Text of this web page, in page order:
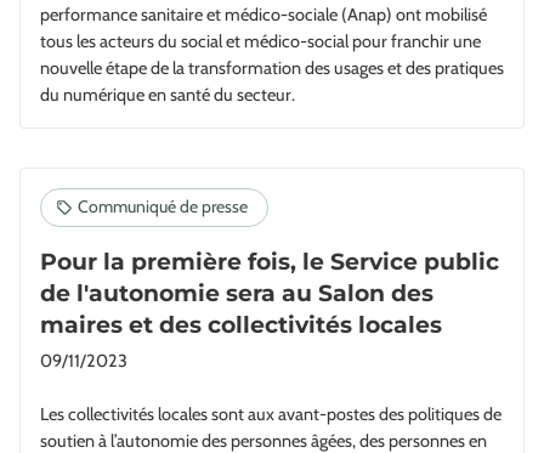
performance sanitaire et médico-sociale (Anap) ont mobilisé
tous les acteurs du social et médico-social pour franchir une
nouvelle étape de la transformation des usages et des pratiques
du numérique en santé du secteur.
Pour la première fois, le Service public
de l'autonomie sera au Salon des
maires et des collectivités locales
09/11/2023
Les collectivités locales sont aux avant-postes des politiques de
soutien à l’autonomie des personnes âgées, des personnes en